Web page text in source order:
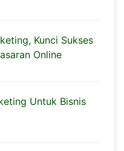
Kunci Sukses
Online
Untuk Bisnis